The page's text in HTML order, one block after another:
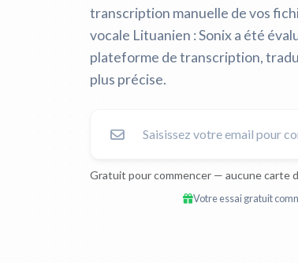
transcription manuelle de vos
vocale Lituanien :Sonix a été
plateforme de transcription,
plus précise.
Gratuit pour commencer — aucune carte
Votre essai gratuit